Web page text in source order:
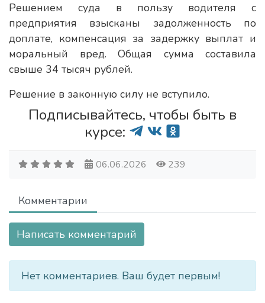
Решением суда в пользу водителя с
предприятия взысканы задолженность по
доплате, компенсация за задержку выплат и
моральный вред. Общая сумма составила
свыше 34 тысяч рублей.
Решение в законную силу не вступило.
Подписывайтесь, чтобы быть в
курсе:
06.06.2026 239
Комментарии
Написать комментарий
Нет комментариев. Ваш будет первым!